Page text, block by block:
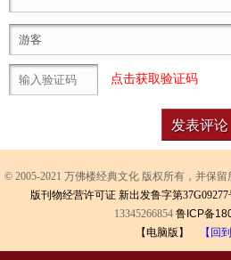
点击获取验证码
© 2005-2021 万佛楼经典文化 版权所有，并保留
版刊物经营许可证 新出发鲁字第37G09277
13345266854 鲁ICP备
【电脑版】
【回